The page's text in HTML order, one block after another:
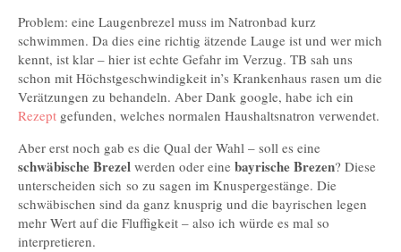
Problem: eine Laugenbrezel muss im Natronbad kurz
schwimmen. Da dies eine richtig ätzende Lauge ist und wer mich
kennt, ist klar – hier ist echte Gefahr im Verzug. TB sah uns
schon mit Höchstgeschwindigkeit in’s Krankenhaus rasen um die
Verätzungen zu behandeln. Aber Dank google, habe ich ein
Rezept gefunden, welches normalen Haushaltsnatron verwendet.
Aber erst noch gab es die Qual der Wahl – soll es eine
schwäbische Brezel werden oder eine bayrische Brezen? Diese
unterscheiden sich so zu sagen im Knuspergestänge. Die
schwäbischen sind da ganz knusprig und die bayrischen legen
mehr Wert auf die Fluffigkeit – also ich würde es mal so
interpretieren.